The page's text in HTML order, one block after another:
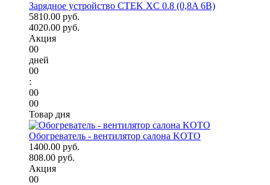
Зарядное устройство CTEK XC 0.8 (0,8A 6В)
5810.00 руб.
4020.00 руб.
Акция
00
дней
00
:
00
00
Товар дня
Обогреватель - вентилятор салона KOTO
1400.00 руб.
808.00 руб.
Акция
00